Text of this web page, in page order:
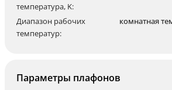
температура, K:
Диапазон рабочих
температур:
комнатная
Параметры плафонов